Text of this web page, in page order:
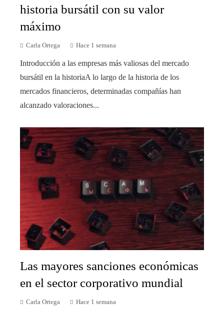
historia bursátil con su valor
máximo
Carla Ortega Hace 1 semana
Introducción a las empresas más valiosas del mercado
bursátil en la historiaA lo largo de la historia de los
mercados financieros, determinadas compañías han
alcanzado valoraciones...
Las mayores sanciones económicas
en el sector corporativo mundial
Carla Ortega Hace 1 semana